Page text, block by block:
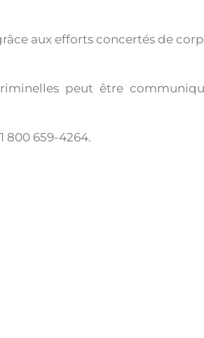
aux efforts concertés de
peut être
800 659-4264.